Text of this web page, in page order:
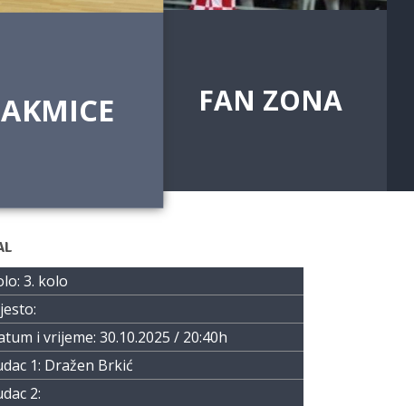
FAN ZONA
3. kolo
i vrijeme: 30.10.2025 / 20:40h
1: Dražen Brkić
2: